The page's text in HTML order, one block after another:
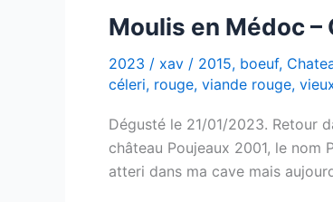
Moulis en Médoc –
2023 / xav / 2015, boeuf,
céleri, rouge, viande rouge,
Dégusté le 21/01/2023. Retour
château Poujeaux 2001, le
atteri dans ma cave mais